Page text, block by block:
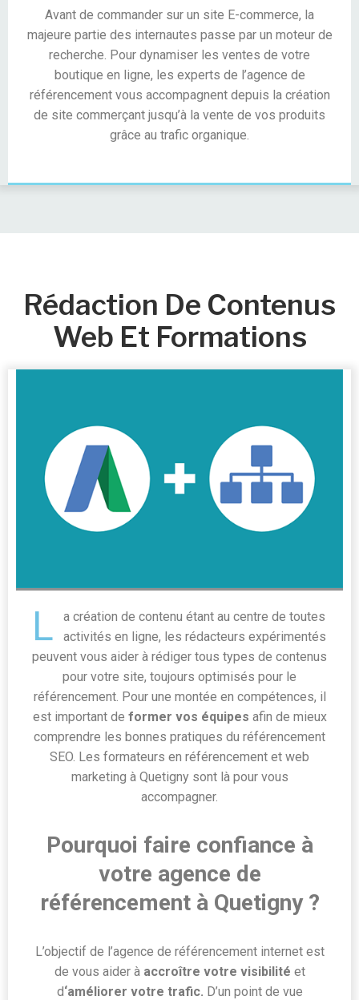
Avant de commander sur un site E-commerce, la
majeure partie des internautes passe par un moteur de
recherche. Pour dynamiser les ventes de votre
boutique en ligne, les experts de l’agence de
référencement vous accompagnent depuis la création
de site commerçant jusqu’à la vente de vos produits
grâce au trafic organique.
Rédaction De Contenus
Web Et Formations
L
a création de contenu étant au centre de toutes
activités en ligne, les rédacteurs expérimentés
peuvent vous aider à rédiger tous types de contenus
pour votre site, toujours optimisés pour le
référencement. Pour une montée en compétences, il
est important de former vos équipes afin de mieux
comprendre les bonnes pratiques du référencement
SEO. Les formateurs en référencement et web
marketing à Quetigny sont là pour vous
accompagner.
Pourquoi faire confiance à
votre agence de
référencement à Quetigny ?
L’objectif de l’agence de référencement internet est
de vous aider à accroître votre visibilité et
d‘améliorer votre trafic. D’un point de vue